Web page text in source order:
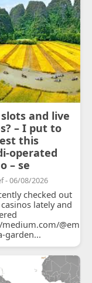
p/cucure...
and live
– I put to
this
operated
– se
- 06/08/2026
checked out
lately and
garden...